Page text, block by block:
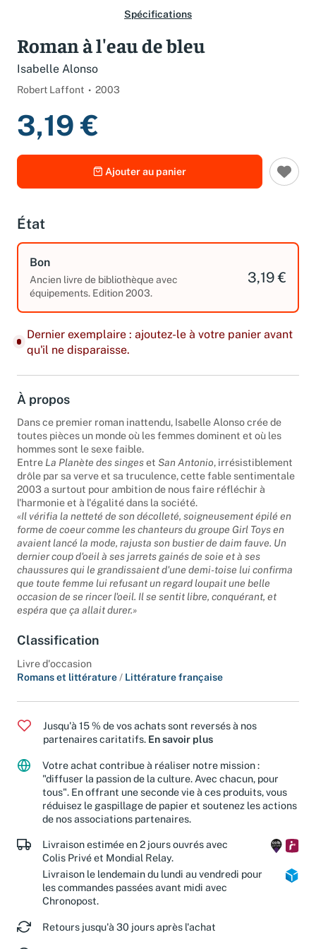
Roman à l'eau de bleu
3,19 €
Ajouter au panier
État
Ancien livre de bibliothèque avec
3,19 €
Dernier exemplaire : ajoutez-le à votre panier avant
qu'il ne disparaisse.
À propos
Dans ce premier roman inattendu, Isabelle Alonso crée de
toutes pièces un monde où les femmes dominent et où les
hommes sont le sexe faible.
EntreLa Planète des singesetSan Antonio, irrésistiblement
drôle par sa verve et sa truculence, cette fable sentimentale
2003 a surtout pour ambition de nous faire réfléchir à
l'harmonie et à l'égalité dans la société.
«Il vérifia la netteté de son décolleté, soigneusement épilé en
forme de coeur comme les chanteurs du groupe Girl Toys en
avaient lancé la mode, rajusta son bustier de daim fauve. Un
dernier coup d'oeil à ses jarrets gainés de soie et à ses
chaussures qui le grandissaient d'une demi-toise lui confirma
que toute femme lui refusant un regard loupait une belle
occasion de se rincer l'oeil. Il se sentit libre, conquérant, et
espéra que ça allait durer.»
Classification
Livre d'occasion
Jusqu'à 15 % de vos achats sont reversés à nos
partenaires caritatifs.
En savoir plus
Votre achat contribue à réaliser notre mission :
"diffuser la passion de la culture. Avec chacun, pour
tous". En offrant une seconde vie à ces produits, vous
réduisez le gaspillage de papier et soutenez les actions
de nos associations partenaires.
Livraison estimée en 2 jours ouvrés avec
Colis Privé et Mondial Relay.
Livraison le lendemain du lundi au vendredi pour
les commandes passées avant midi avec
Retours jusqu'à 30 jours après l'achat